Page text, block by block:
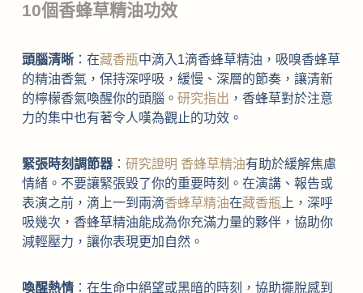
10個香蜂草精油功效
頭腦清晰：在藏香瓶中滴入1滴香蜂草精油，吸嗅香蜂草
的精油香氣，保持深呼吸，緩慢、深層的節奏，讓清新
的檸檬香氣喚醒你的頭腦。 研究指出 ，香蜂草對於注意
力的集中也有著令人嘆為觀止的功效。
緊張時刻調節器： 研究證明 香蜂草精油有助於緩解焦慮
情緒。不要讓緊張毀了你的重要時刻。在演講、報告或
表演之前，滴上一到兩滴香蜂草精油在藏香瓶上，深呼
吸幾次，香蜂草精油能成為你充滿力量的夥伴，協助你
減輕壓力，讓你表現更加自然。
喚醒熱情：在生命中絕望或黑暗的時刻，協助擺脫感到